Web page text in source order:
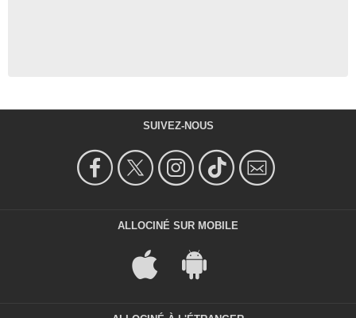
SUIVEZ-NOUS
ALLOCINÉ SUR MOBILE